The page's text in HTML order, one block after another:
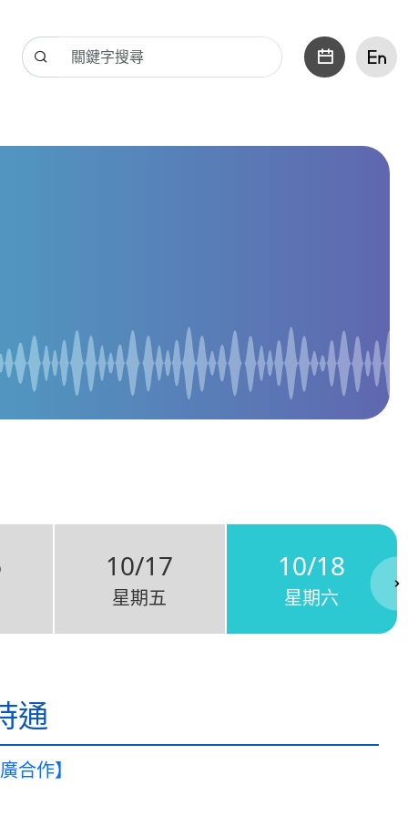
10/17
星期五
10/18
星期六
通
合作】